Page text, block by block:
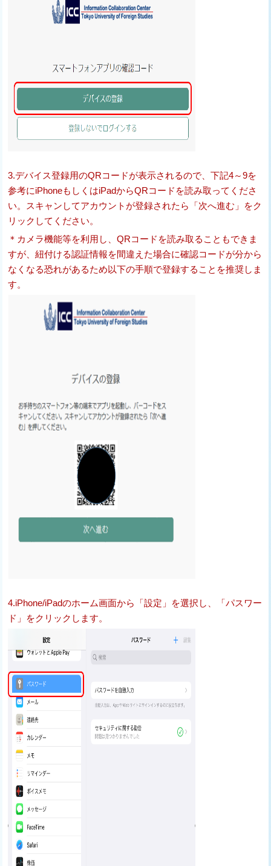
3.デバイス登録用のQRコードが表示されるので、下記4～9を
参考にiPhoneもしくはiPadからQRコードを読み取ってくださ
い。スキャンしてアカウントが登録されたら「次へ進む」をク
リックしてください。
＊カメラ機能等を利用し、QRコードを読み取ることもできま
すが、紐付ける認証情報を間違えた場合に確認コードが分から
なくなる恐れがあるため以下の手順で登録することを推奨しま
す。
4.iPhone/iPadのホーム画面から「設定」を選択し、「パスワー
ド」をクリックします。